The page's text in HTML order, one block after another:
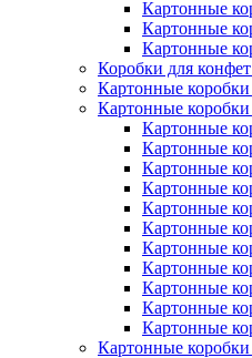
Картонные
Картонные
Картонные
Коробки для
Картонные
Картонные
Картонные
Картонные
Картонные
Картонные
Картонные
Картонные
Картонные
Картонные
Картонные
Картонные
Картонные
Картонные коробки